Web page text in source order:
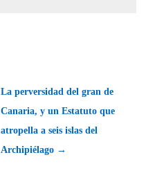
La perversidad del gran de
Canaria, y un Estatuto que
atropella a seis islas del
Archipiélago →